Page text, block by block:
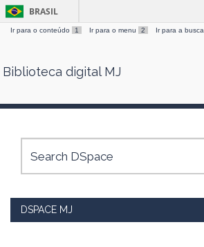
Skip
BRASIL
Ir para o conteúdo 1 Ir para o menu 2 Ir para a busca
Biblioteca digital MJ
DSPACE MJ